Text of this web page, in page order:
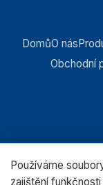
DomůO nás
Obchodní
Používáme
zajištění